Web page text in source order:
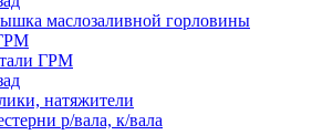
маслозаливной горловины
ГРМ
натяжители
р/вала, к/вала